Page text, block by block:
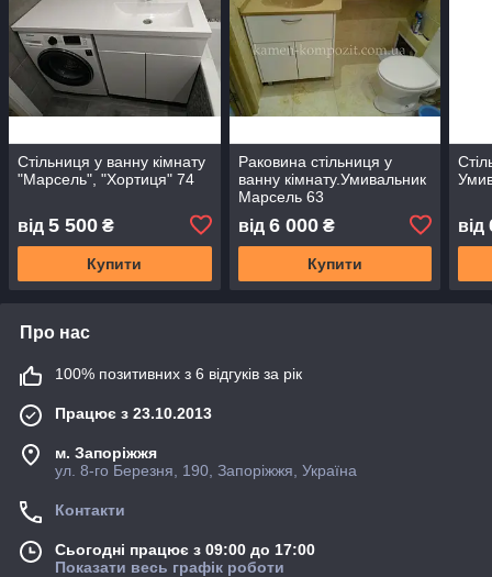
Стільниця у ванну кімнату
"Марсель", "Хортиця" 74
від 5 500 ₴
Купити
Раковина стільниця у
ванну кімнату.Умивальник
Марсель 63
від 6 000₴
Купити
від
Про нас
100% позитивних з 6 відгуків за рік
Працює з 23.10.2013
м. Запоріжжя
ул. 8-го Березня, 190, Запоріжжя, Україна
Контакти
Сьогодні працює з 09:00 до 17:00
Показати весь графік роботи